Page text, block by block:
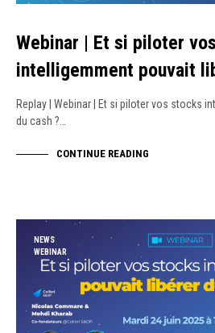
Webinar | Et si piloter
intelligemment pouvait
Replay | Webinar | Et si piloter vos stocks
du cash ?…
CONTINUE READING
NEWS
WEBINAR